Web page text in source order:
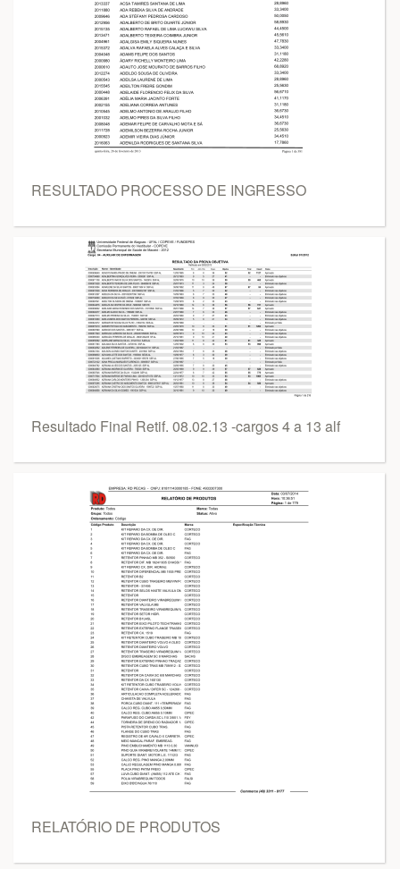
RESULTADO PROCESSO DE INGRESSO
Resultado Final Retif. 08.02.13 -cargos 4 a 13 alf
RELATÓRIO DE PRODUTOS